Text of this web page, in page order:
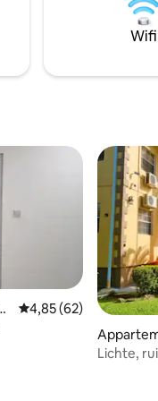
ligging
met tv
water.
Wifi
Gemiddelde
4,85 (62)
Lichte,